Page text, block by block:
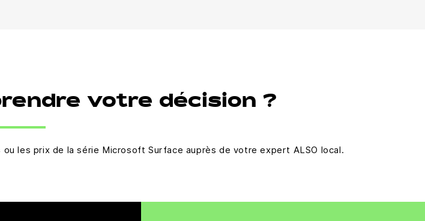
votre décision ?
les prix de la série Microsoft Surface auprès de votre expert ALSO local.